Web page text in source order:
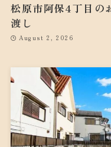
松原市阿保4丁目
渡し
August 2, 2026